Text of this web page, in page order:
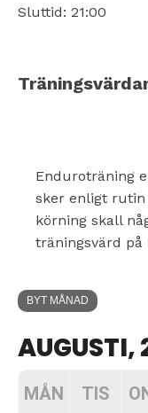
Sluttid: 21:00
Enduroträning
sker enligt
körning skall
träningsvärd på
BYT MÅNAD
AUGUSTI,
MÅN TIS